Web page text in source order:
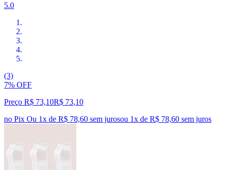
5.0
(3)
7% OFF
Preço R$ 73,10R$ 73,10
no Pix Ou 1x de R$ 78,60 sem jurosou 1x de R$ 78,60 sem juros